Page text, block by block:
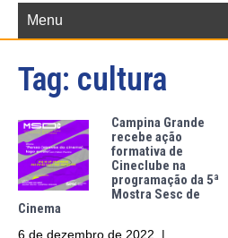
Menu
Tag: cultura
Campina Grande
recebe ação
formativa de
Cineclube na
programação da 5ª
Mostra Sesc de
Cinema
6 de dezembro de 2022
|